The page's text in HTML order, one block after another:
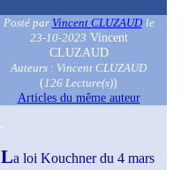
Posté par Vincent CLUZAUD le
23-10-2023 Vincent
CLUZAUD
Auteurs : Vincent CLUZAUD
( 126 Lecture(s))
Articles du même auteur
La loi Kouchner du 4 mars